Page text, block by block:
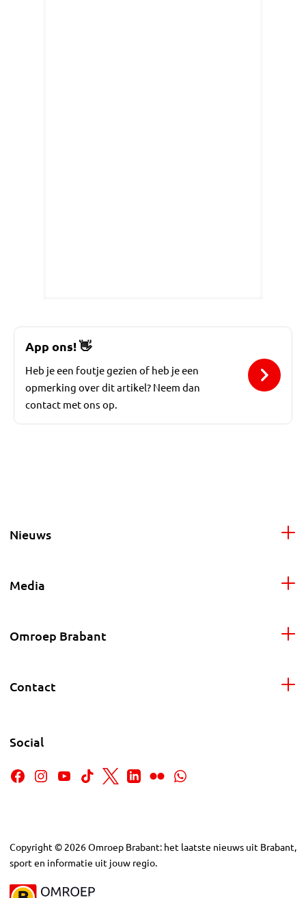
App ons! 👋
Heb je een foutje gezien of heb je een
opmerking over dit artikel? Neem dan
contact met ons op.
Nieuws
Media
Omroep Brabant
Contact
Social
Copyright © 2026Omroep Brabant: het laatste nieuws uit Brabant,
sport en informatie uit jouw regio.